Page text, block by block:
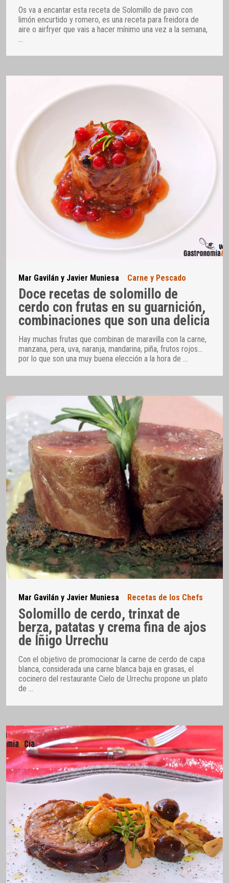
Os va a encantar esta receta de Solomillo de pavo con
limón encurtido y romero, es una receta para freidora de
aire o airfryer que vais a hacer mínimo una vez a la semana,
Mar Gavilán y Javier Muniesa Carne y Pescado
Doce recetas de solomillo de
cerdo con frutas en su guarnición,
combinaciones que son una delicia
Hay muchas frutas que combinan de maravilla con la carne,
manzana, pera, uva, naranja, mandarina, piña, frutos rojos…
por lo que son una muy buena elección a la hora de …
Mar Gavilán y Javier Muniesa Recetas de los Chefs
Solomillo de cerdo, trinxat de
berza, patatas y crema fina de ajos
de Íñigo Urrechu
Con el objetivo de promocionar la carne de cerdo de capa
blanca, considerada una carne blanca baja en grasas, el
cocinero del restaurante Cielo de Urrechu propone un plato
de …